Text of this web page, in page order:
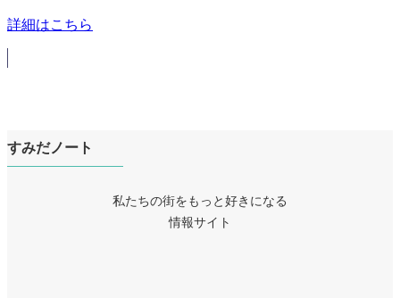
詳細はこちら
すみだノート
私たちの街をもっと好きになる
情報サイト